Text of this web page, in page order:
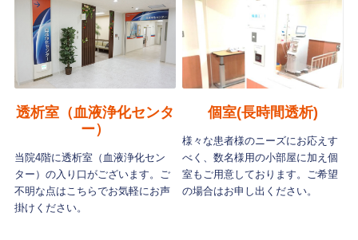
透析室（血液浄化センタ
ー）
当院4階に透析室（血液浄化セン
ター）の入り口がございます。ご
不明な点はこちらでお気軽にお声
掛けください。
個室(長時間透析)
様々な患者様のニーズにお応えす
べく、数名様用の小部屋に加え個
室もご用意しております。ご希望
の場合はお申し出ください。